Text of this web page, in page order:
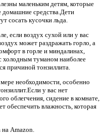
маленьким детям, которые
домашние средства.Дети
сосать кусочки льда.
если воздух сухой или у вас
может раздражать горло, а
в горле и миндалинах,
холодным туманом наиболее
причиной тонзиллита.
необходимости, особенно
у вас нет
облегчения, сидение в комнате,
обеспечить влажность, которая
Amazon.